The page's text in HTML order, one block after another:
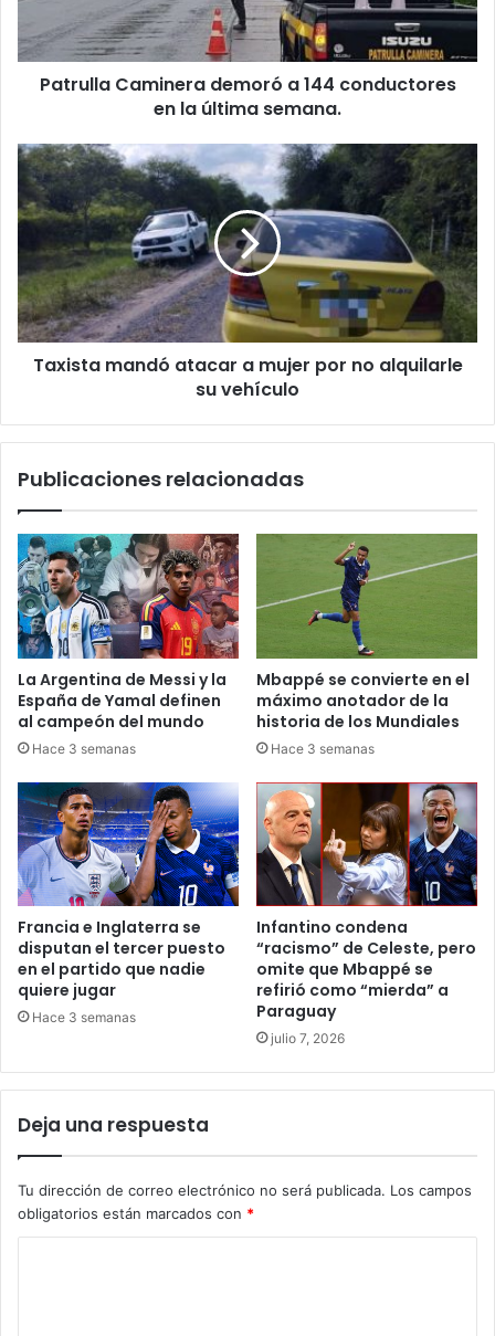
Patrulla Caminera demoró a 144 conductores
en la última semana.
Taxista mandó atacar a mujer por no alquilarle
su vehículo
Publicaciones relacionadas
La Argentina de Messi y la
España de Yamal definen
al campeón del mundo
Hace 3 semanas
Mbappé se convierte en el
máximo anotador de la
historia de los Mundiales
Hace 3 semanas
Francia e Inglaterra se
disputan el tercer puesto
en el partido que nadie
quiere jugar
Hace 3 semanas
Infantino condena
“racismo” de Celeste, pero
omite que Mbappé se
refirió como “mierda” a
Paraguay
julio 7, 2026
Deja una respuesta
Tu dirección de correo electrónico no será publicada. Los campos
obligatorios están marcados con *